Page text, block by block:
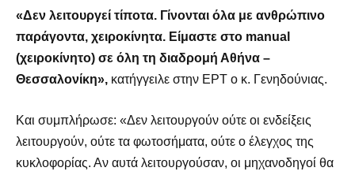
«Δεν λειτουργεί τίποτα. Γίνονται όλα με ανθρώπινο
παράγοντα, χειροκίνητα. Είμαστε στο manual
(χειροκίνητο) σε όλη τη διαδρομή Αθήνα –
Θεσσαλονίκη», κατήγγειλε στην ΕΡΤ ο κ. Γενηδούνιας.
Και συμπλήρωσε: «Δεν λειτουργούν ούτε οι ενδείξεις
λειτουργούν, ούτε τα φωτοσήματα, ούτε ο έλεγχος της
κυκλοφορίας. Αν αυτά λειτουργούσαν, οι μηχανοδηγοί θα